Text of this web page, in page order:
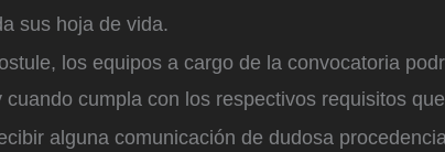
sus hoja de vida.
los equipos a cargo de la convocatoria
cuando cumpla con los respectivos requisitos
alguna comunicación de dudosa